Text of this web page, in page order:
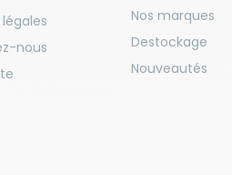
nous
Nos marques
Destockage
Nouveautés